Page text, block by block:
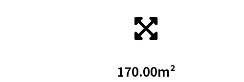
170.00m²